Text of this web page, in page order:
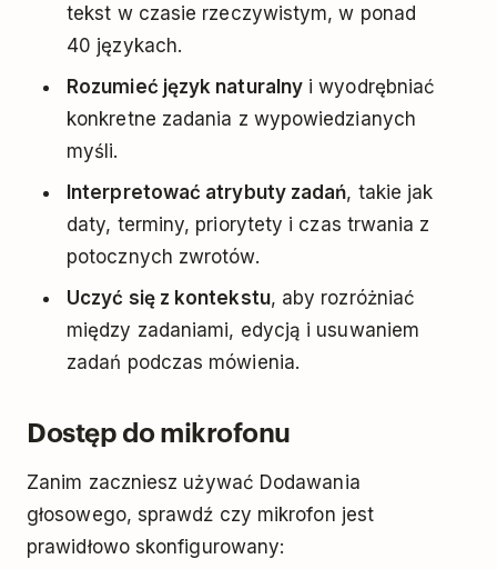
tekst w czasie rzeczywistym, w ponad
40 językach.
Rozumieć język naturalny i wyodrębniać
konkretne zadania z wypowiedzianych
myśli.
Interpretować atrybuty zadań, takie jak
daty, terminy, priorytety i czas trwania z
potocznych zwrotów.
Uczyć się z kontekstu, aby rozróżniać
między zadaniami, edycją i usuwaniem
zadań podczas mówienia.
Dostęp do mikrofonu
Zanim zaczniesz używać Dodawania
głosowego, sprawdź czy mikrofon jest
prawidłowo skonfigurowany: